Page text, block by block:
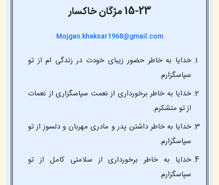
15-23مژگان خاکسار
Mojgan.khaksar1968@gmail.com
خدایا به خاطر حضور زیبای خودت در زندگی ام از تو
سپاسگزارم.
خدایا به خاطر برخورداری از نعمت سپاسگزاری از نعمات
از تو متشکرم.
خدایا به خاطر داشتن پدر و مادری مهربان و دلسوز از تو
سپاسگزارم.
خدایا به خاطر برخورداری از سلامتی کامل از تو
سپاسگزارم.